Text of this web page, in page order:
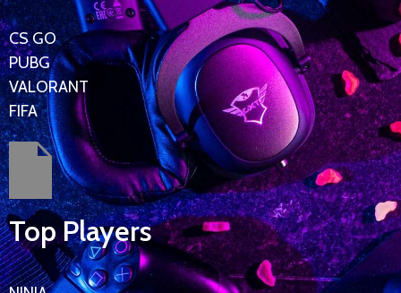
CS GO
PUBG
VALORANT
FIFA
Top Players